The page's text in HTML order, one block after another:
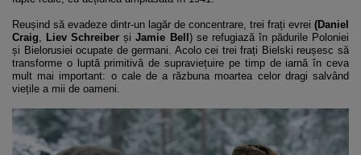
Reușind să evadeze dintr-un lagăr de concentrare, trei frați evrei (Daniel
Craig
Liev Schreiber și Jamie Bell ) se refugiază în pădurile Poloniei
și Bielorusiei ocupate de germani. Acolo cei trei frați Bielski reușesc să
transforme o luptă primitivă de supraviețuire pe timp de iarnă în ceva
mult mai important: o cale de a răzbuna moartea celor dragi salvând
viețile a mii de oameni.